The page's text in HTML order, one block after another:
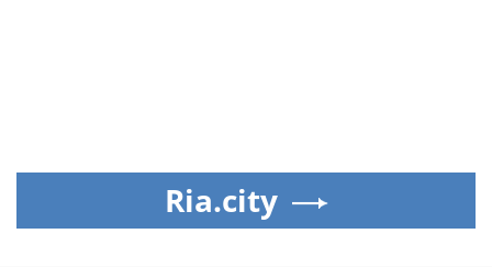
Ria.city